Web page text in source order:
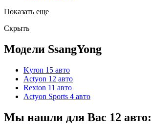
Показать еще
Скрыть
Модели SsangYong
Kyron 15 авто
Actyon 12 авто
Rexton 11 авто
Actyon Sports 4 авто
Мы нашли для Вас 12 авто: